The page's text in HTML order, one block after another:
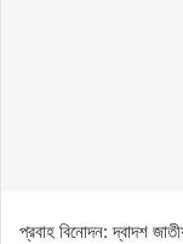
প্রবাহ বিনোদন: দ্বাদশ